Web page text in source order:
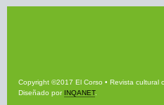
Copyright ©2017 El Corso • Revista cultural
Diseñado por INQANET.